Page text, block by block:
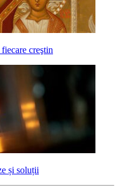
creştin
și soluții